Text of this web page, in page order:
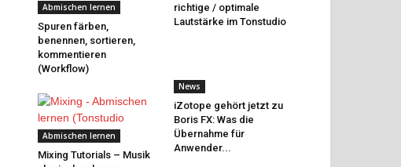
Abmischen lernen
Spuren färben,
benennen, sortieren,
kommentieren
(Workflow)
richtige / optimale
Lautstärke im Tonstudio
Abmischen lernen
Mixing Tutorials – Musik
News
iZotope gehört jetzt zu
Boris FX: Was die
Übernahme für
Anwender...